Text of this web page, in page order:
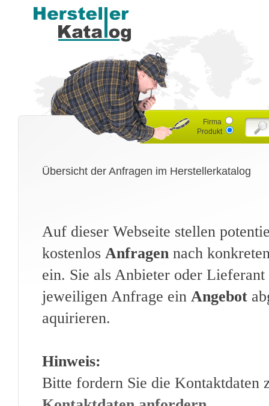
Firma
Produkt
Übersicht der Anfragen im Herstellerkatalog
Auf dieser Webseite stellen
kostenlos Anfragen nach
ein. Sie als Anbieter oder
jeweiligen Anfrage ein Angebot
aquirieren.
Hinweis:
Bitte fordern Sie die